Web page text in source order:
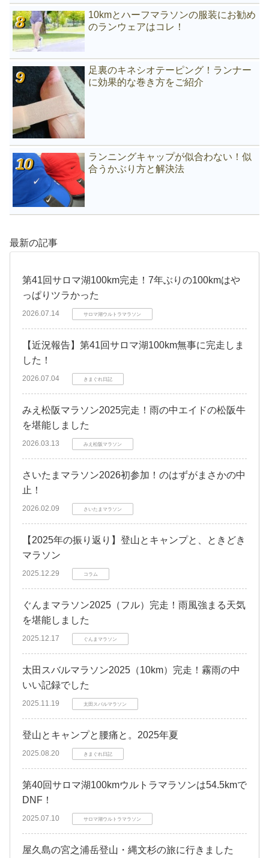
10kmとハーフマラソンの服装にお勧め
のランウェアはコレ！
足裏のキネシオテーピング！ランナー
に効果的な巻き方をご紹介
ランニングキャップが似合わない！似
合うかぶり方と解決法
最新の記事
第41回サロマ湖100km完走！7年ぶりの100kmはや
っぱりツラかった
2026.07.14 サロマ湖ウルトラマラソン
【近況報告】第41回サロマ湖100km無事に完走しま
した！
2026.07.04 きまぐれ日記
みえ松阪マラソン2025完走！雨の中エイドの松阪牛
を堪能しました
2026.03.13 みえ松阪マラソン
さいたまマラソン2026初参加！のはずがまさかの中
止！
2026.02.09 さいたまマラソン
【2025年の振り返り】登山とキャンプと、ときどき
マラソン
2025.12.29 コラム
ぐんまマラソン2025（フル）完走！雨風強まる天気
を堪能しました
2025.12.17 ぐんまマラソン
太田スバルマラソン2025（10km）完走！霧雨の中
いい記録でした
2025.11.19 太田スバルマラソン
登山とキャンプと腰痛と。2025年夏
2025.08.20 きまぐれ日記
第40回サロマ湖100kmウルトラマラソンは54.5kmで
DNF！
2025.07.10 サロマ湖ウルトラマラソン
屋久島の宮之浦岳登山・縄文杉の旅に行きました